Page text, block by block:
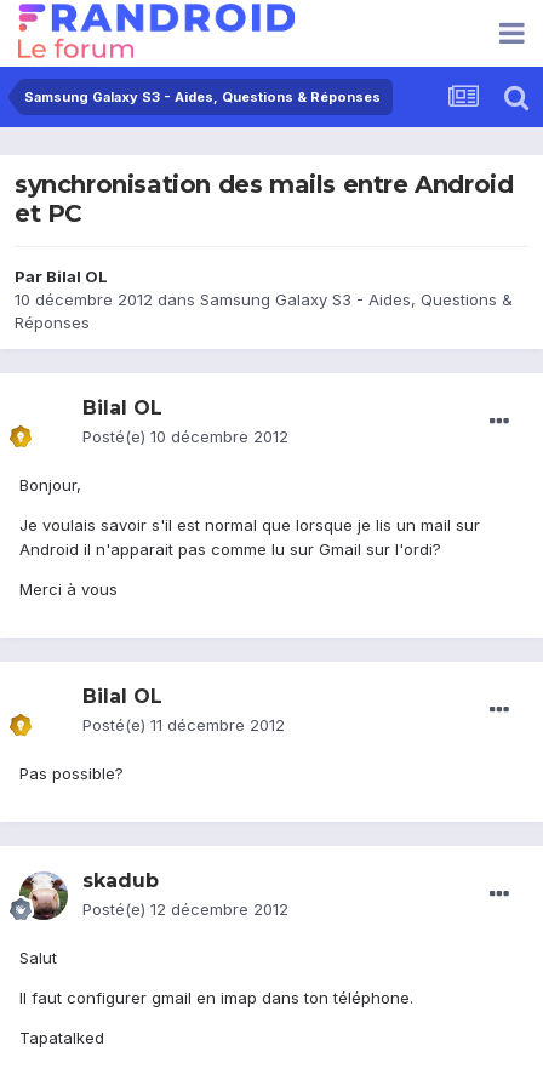
Samsung Galaxy S3 - Aides, Questions & Réponses
synchronisation des mails entre Android
et PC
Par Bilal OL
10 décembre 2012 dans Samsung Galaxy S3 - Aides, Questions &
Réponses
Bilal OL
Posté(e) 10 décembre 2012
Bonjour,
Je voulais savoir s'il est normal que lorsque je lis un mail sur
Android il n'apparait pas comme lu sur Gmail sur l'ordi?
Merci à vous
Bilal OL
Posté(e) 11 décembre 2012
Pas possible?
skadub
Posté(e) 12 décembre 2012
Salut
Il faut configurer gmail en imap dans ton téléphone.
Tapatalked